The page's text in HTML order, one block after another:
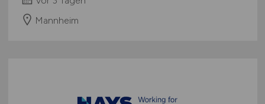
Mannheim